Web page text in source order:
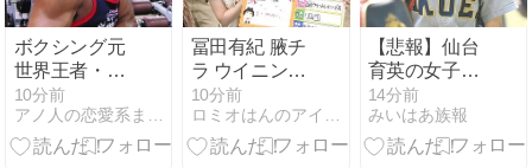
ボクシング元
世界王者・薬
師寺保栄、養
子縁組届の偽
造を認める！
10分前
アノ人の恋愛系まとめ芸能情報局
冨田有紀 腋チ
ラ ウイニング
競馬 ２６０８
０７
10分前
ロミオはんのアイドル等何でも２chまとめマガジン
【悲報】仙台
育英の女子マ
ネ、あざとく
て炎上
14分前
みいはあ族報